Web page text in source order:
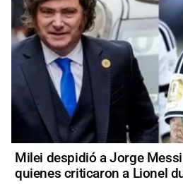
Milei despidió a Jorge
quienes criticaron a Lionel